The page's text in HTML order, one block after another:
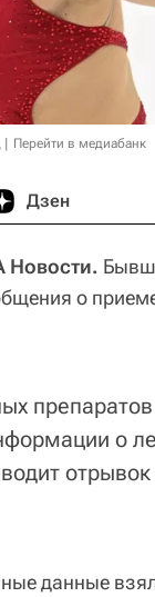
Перейти в медиабанк
Дзен
о
о
данные